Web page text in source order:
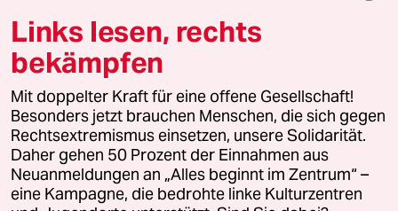
© 2026 taz Verlags und Vertriebs GmbH
Alle Rechte vorbehalten. Bei rechtlichen Fragen oder für Genehmigungen
wenden Sie sich bitte an
lizenzen@taz.de
Feedback Redaktionsstatut Kommune-Richtlinien
Leitlinie Informant Datenschutz Impressum AGB
Links lesen, rechts
bekämpfen
Mit doppelter Kraft für eine offene Gesellschaft!
Besonders jetzt brauchen Menschen, die sich gegen
Rechtsextremismus einsetzen, unsere Solidarität.
Daher gehen 50 Prozent der Einnahmen aus
Neuanmeldungen an „Alles beginnt im Zentrum“ –
eine Kampagne, die bedrohte linke Kulturzentren